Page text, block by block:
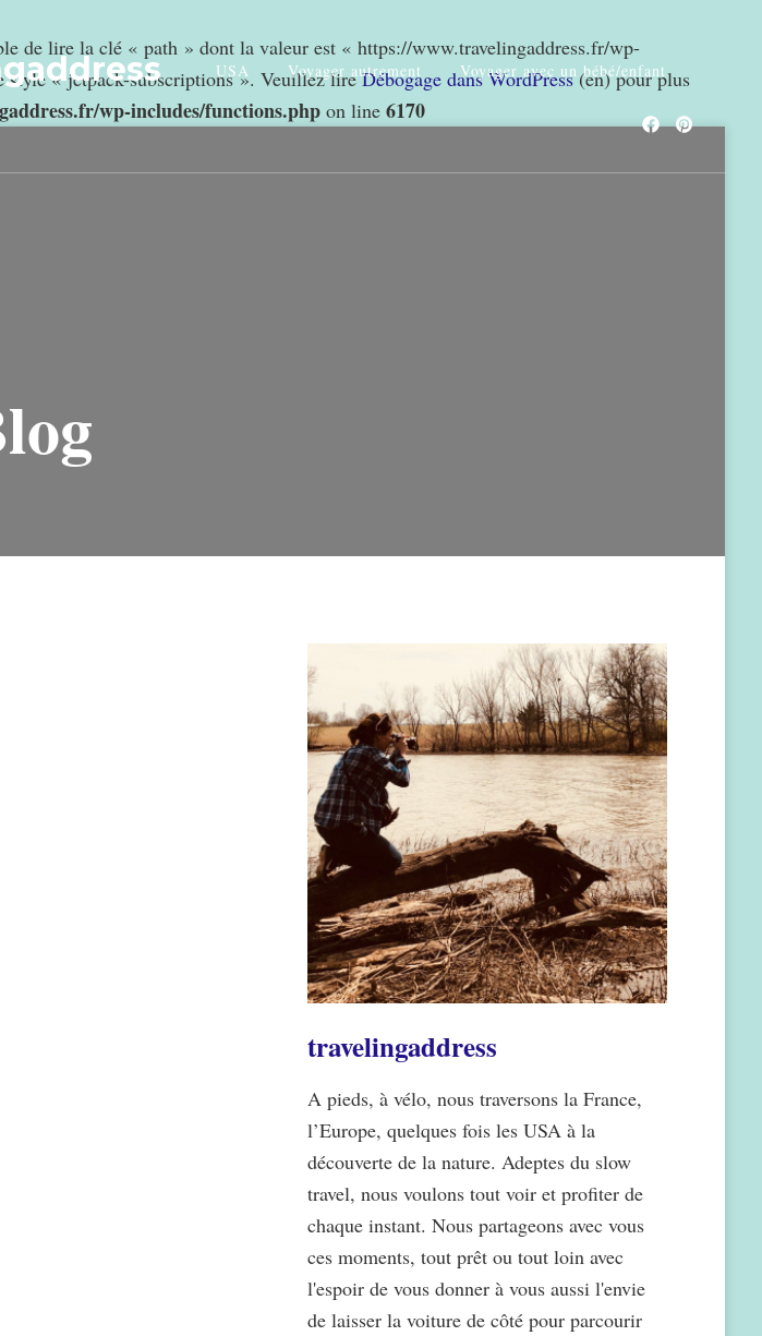
de lire la clé « path » dont la valeur est « https://www.travelingaddress.fr/wp-
style « jetpack-subscriptions ». Veuillez lireDébogage dans WordPress(en) pour plus
wp-includes/functions.php on line 6170
USA Voyager autrement Voyager avec un bébé/enfant
travelingaddress
A pieds, à vélo, nous traversons la France,
l’Europe, quelques fois les USA à la
découverte de la nature. Adeptes du slow
travel, nous voulons tout voir et profiter de
chaque instant. Nous partageons avec vous
ces moments, tout prêt ou tout loin avec
l'espoir de vous donner à vous aussi l'envie
de laisser la voiture de côté pour parcourir